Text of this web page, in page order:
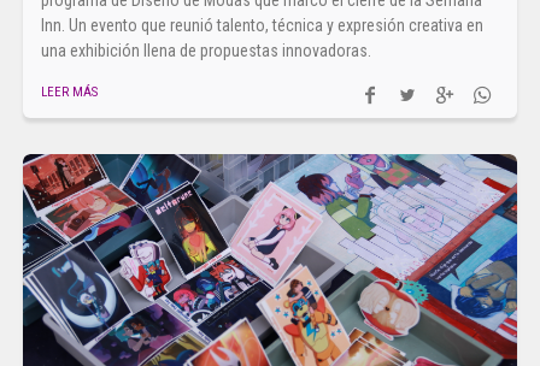
Inn. Un evento que reunió talento, técnica y expresión creativa en
una exhibición llena de propuestas innovadoras.
LEER MÁS